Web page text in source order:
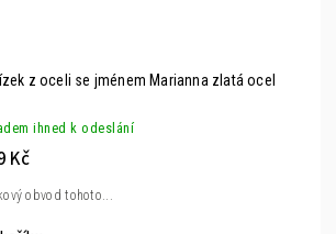
z oceli se jménem Marianna zlatá ocel
ihned k odeslání
Kč
obvod tohoto...